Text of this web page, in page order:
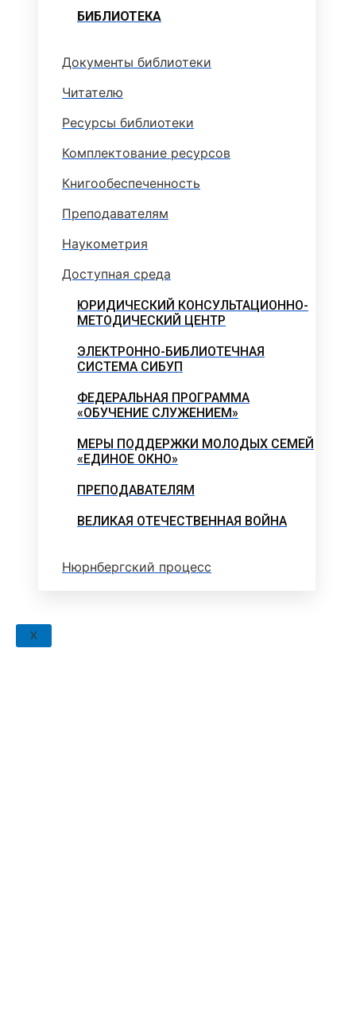
БИБЛИОТЕКА
Документы библиотеки
Читателю
Ресурсы библиотеки
Комплектование ресурсов
Книгообеспеченность
Преподавателям
Наукометрия
Доступная среда
ЮРИДИЧЕСКИЙ КОНСУЛЬТАЦИОННО-
МЕТОДИЧЕСКИЙ ЦЕНТР
ЭЛЕКТРОННО-БИБЛИОТЕЧНАЯ
СИСТЕМА СИБУП
ФЕДЕРАЛЬНАЯ ПРОГРАММА
«ОБУЧЕНИЕ СЛУЖЕНИЕМ»
МЕРЫ ПОДДЕРЖКИ МОЛОДЫХ СЕМЕЙ
«ЕДИНОЕ ОКНО»
ПРЕПОДАВАТЕЛЯМ
ВЕЛИКАЯ ОТЕЧЕСТВЕННАЯ ВОЙНА
Нюрнбергский процесс
X